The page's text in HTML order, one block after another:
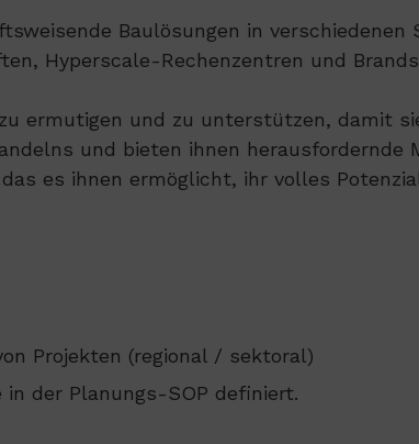
Baulösungen in
Hyperscale-Rechenzentren und
ermutigen und zu unterstützen, damit
und bieten ihnen herausfordernde
es ihnen ermöglicht, ihr volles
Projekten (regional / sektoral)
der Planungs-SOP definiert.